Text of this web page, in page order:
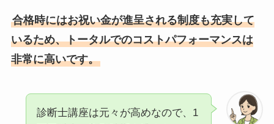
合格時にはお祝い金が進呈される制度も充実して
いるため、トータルでのコストパフォーマンスは
非常に高いです。
診断士講座は元々が高めなので、1